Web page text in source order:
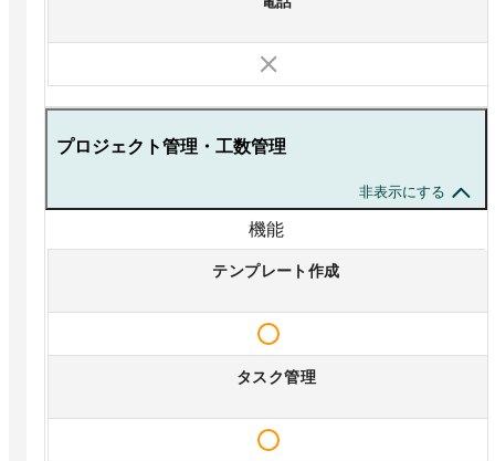
プロジェクト管理・工数管理
非表示にする
機能
テンプレート作成
タスク管理